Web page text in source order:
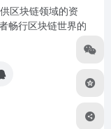
区块链领域的资
畅行区块链世界的